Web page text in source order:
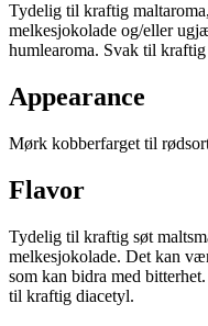
Tydelig til kraftig
melkesjokolade og/eller
humlearoma. Svak til
Appearance
Mørk kobberfarget til
Flavor
Tydelig til kraftig søt
melkesjokolade. Det kan
som kan bidra med
til kraftig diacetyl.